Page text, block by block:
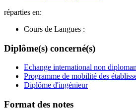
réparties en:
Cours de Langues :
Diplôme(s) concerné(s)
Echange international non
Programme de mobilité des
Diplôme d'ingénieur
Format des notes